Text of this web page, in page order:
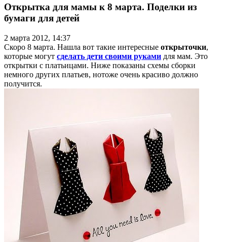
Открытка для мамы к 8 марта. Поделки из
бумаги для детей
2 марта 2012, 14:37
Скоро 8 марта. Нашла вот такие интересные открыточки,
которые могут сделать дети своими руками для мам. Это
открытки с платьицами. Ниже показаны схемы сборки
немного других платьев, нотоже очень красиво должно
получится.